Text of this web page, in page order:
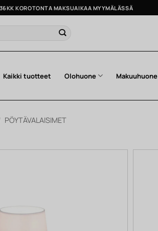
KOROTONTA MAKSUAIKAA MYYMÄLÄSSÄ
Kaikki tuotteet Olohuone Makuuhuone
PÖYTÄVALAISIMET